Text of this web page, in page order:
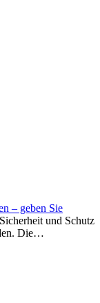
– geben Sie
und Schutz
Die…